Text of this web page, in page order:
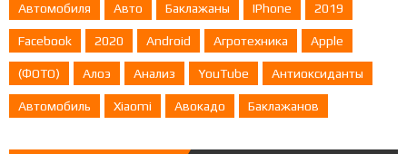
Автомобиля Авто Баклажаны IPhone 2019
Facebook 2020 Android Агротехника Apple
(ФОТО) Алоэ Анализ YouTube Антиоксиданты
Автомобиль Xiaomi Авокадо Баклажанов